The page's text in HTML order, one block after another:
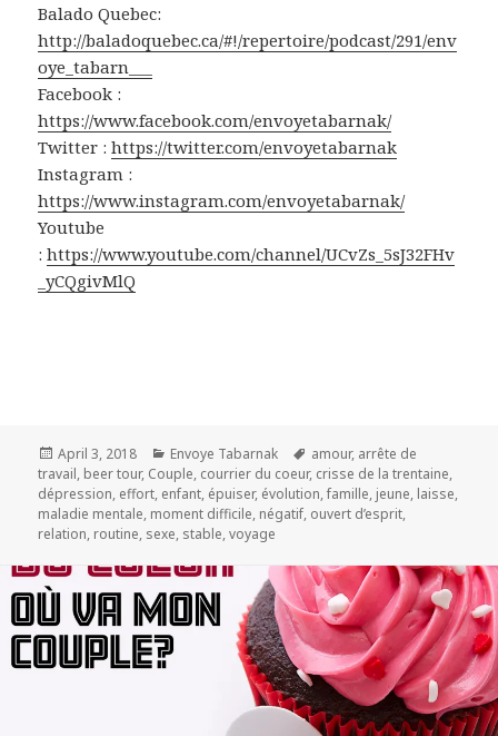
Balado Quebec:
http://baladoquebec.ca/#!/repertoire/podcast/291/env
oye_tabarn___
Facebook :
https://www.facebook.com/envoyetabarnak/
Twitter :https://twitter.com/envoyetabarnak
Instagram :
https://www.instagram.com/envoyetabarnak/
Youtube
:https://www.youtube.com/channel/UCvZs_5sJ32FHv
_yCQgivMlQ
Posted
on
April 3, 2018 Categories
Envoye Tabarnak Tags
amour, arrête de
travail, beer tour, Couple, courrier du coeur, crisse de la trentaine,
dépression, effort, enfant, épuiser, évolution,famille, jeune, laisse,
maladie mentale, moment difficile, négatif, ouvert d’esprit,
relation, routine, sexe, stable,voyage